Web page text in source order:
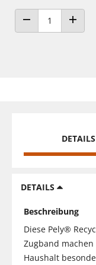
ANZAHL VERRINGERN
DETAILS
DETAILS
Beschreibung
Diese Pely®
Zugband
Haushalt